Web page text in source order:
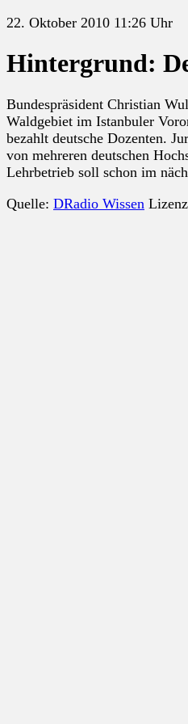
22. Oktober 2010 11:26 Uhr
Hintergrund:
Bundespräsident Christian
Waldgebiet im Istanbuler
bezahlt deutsche Dozenten.
von mehreren deutschen
Lehrbetrieb soll schon im
Quelle: DRadio Wissen